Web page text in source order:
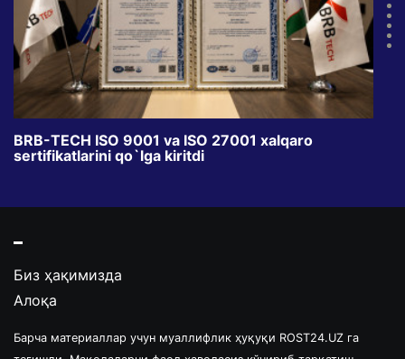
BRB-TECH ISO 9001 va ISO 27001 xalqaro
sertifikatlarini qo`lga kiritdi
Биз ҳақимизда
Алоқа
Барча материаллар учун муаллифлик ҳуқуқи ROST24.UZ га